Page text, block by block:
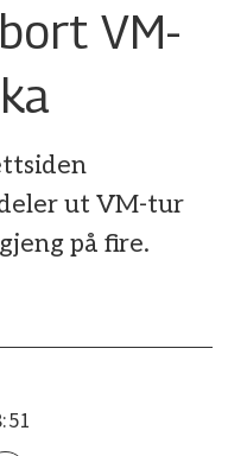
VM-
ut VM-tur
på fire.